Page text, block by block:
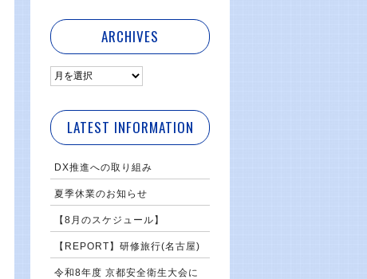
ARCHIVES
LATEST INFORMATION
DX推進への取り組み
夏季休業のお知らせ
【8月のスケジュール】
【REPORT】研修旅行(名古屋)
令和8年度 京都安全衛生大会に